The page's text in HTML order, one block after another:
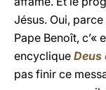
Jésus. Oui,
Pape Benoît,
encyclique Deus
pas finir ce